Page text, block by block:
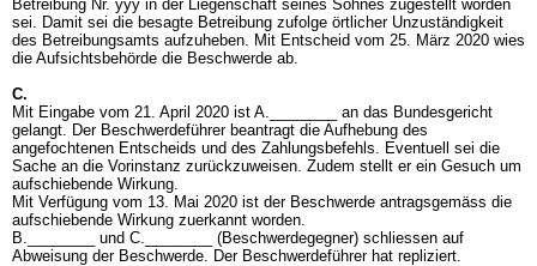
Betreibung Nr. yyy in der Liegenschaft seines Sohnes zugestellt worden
sei. Damit sei die besagte Betreibung zufolge örtlicher Unzuständigkeit
des Betreibungsamts aufzuheben. Mit Entscheid vom 25. März 2020 wies
die Aufsichtsbehörde die Beschwerde ab.
C.
Mit Eingabe vom 21. April 2020 ist A.________ an das Bundesgericht
gelangt. Der Beschwerdeführer beantragt die Aufhebung des
angefochtenen Entscheids und des Zahlungsbefehls. Eventuell sei die
Sache an die Vorinstanz zurückzuweisen. Zudem stellt er ein Gesuch um
aufschiebende Wirkung.
Mit Verfügung vom 13. Mai 2020 ist der Beschwerde antragsgemäss die
aufschiebende Wirkung zuerkannt worden.
B.________ und C.________ (Beschwerdegegner) schliessen auf
Abweisung der Beschwerde. Der Beschwerdeführer hat repliziert.